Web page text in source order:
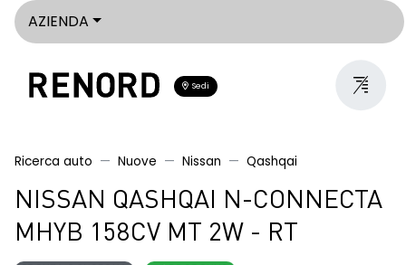
AZIENDA
Sedi
Ricerca auto Nuove Nissan Qashqai
NISSAN QASHQAI N-CONNECTA
MHYB 158CV MT 2W - RT